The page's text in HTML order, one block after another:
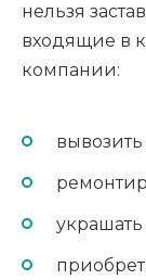
нельзя
входящие в
компании: